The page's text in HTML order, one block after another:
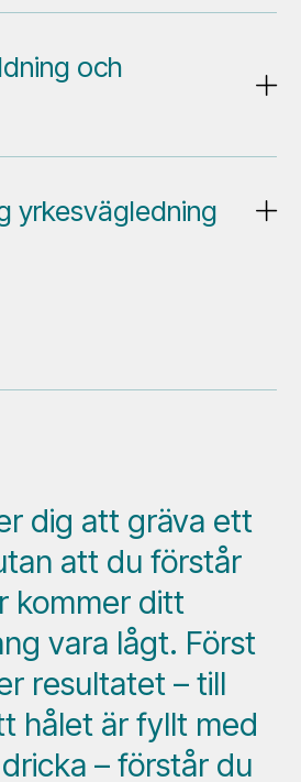
och
yrkesvägledning
dig att gräva ett
att du förstår
kommer ditt
vara lågt. Först
resultatet – till
hålet är fyllt med
– förstår du